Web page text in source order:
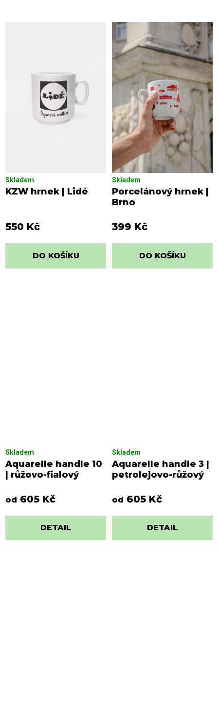
KZW hrnek | Lidé
Skladem
550 Kč
DO KOŠÍKU
Porcelánový hrnek |
Brno
Skladem
399 Kč
DO KOŠÍKU
Aquarelle handle 10
| růžovo-fialový
Skladem
od 605 Kč
DETAIL
Aquarelle handle 3 |
petrolejovo-růžový
Skladem
od 605 Kč
DETAIL